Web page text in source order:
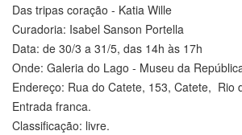
Das tripas coração - Katia Wille
Curadoria: Isabel Sanson Portella
Data: de 30/3 a 31/5, das 14h às 17h
Onde: Galeria do Lago - Museu da
Endereço: Rua do Catete, 153, Catete, Rio
Entrada franca.
Classificação: livre.